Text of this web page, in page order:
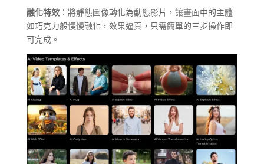
融化特效：將靜態圖像轉化為動態影片，讓畫面中的主體
如巧克力般慢慢融化，效果逼真，只需簡單的三步操作即
可完成。